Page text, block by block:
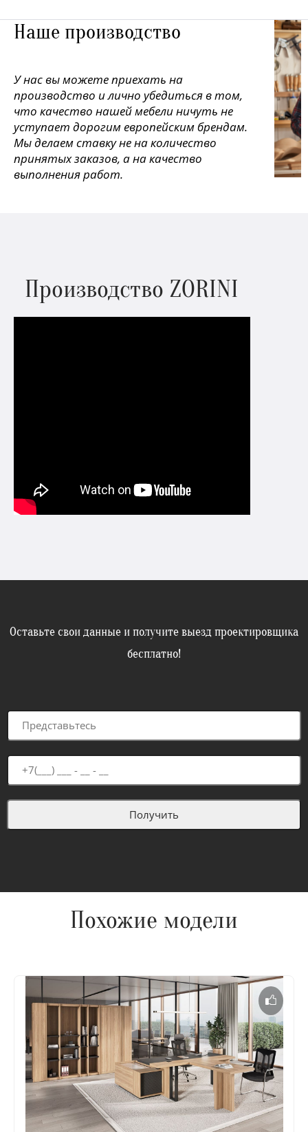
Наше производство
У нас вы можете приехать на
производство и лично убедиться в том,
что качество нашей мебели ничуть не
уступает дорогим европейским брендам.
Мы делаем ставку не на количество
принятых заказов, а на качество
выполнения работ.
Производство ZORINI
Оставьте свои данные и получите выезд проектировщика
бесплатно!
Похожие модели